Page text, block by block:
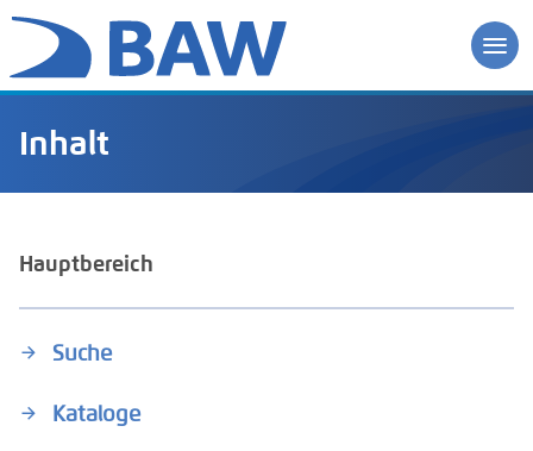
Inhalt
Hauptbereich
Suche
Kataloge